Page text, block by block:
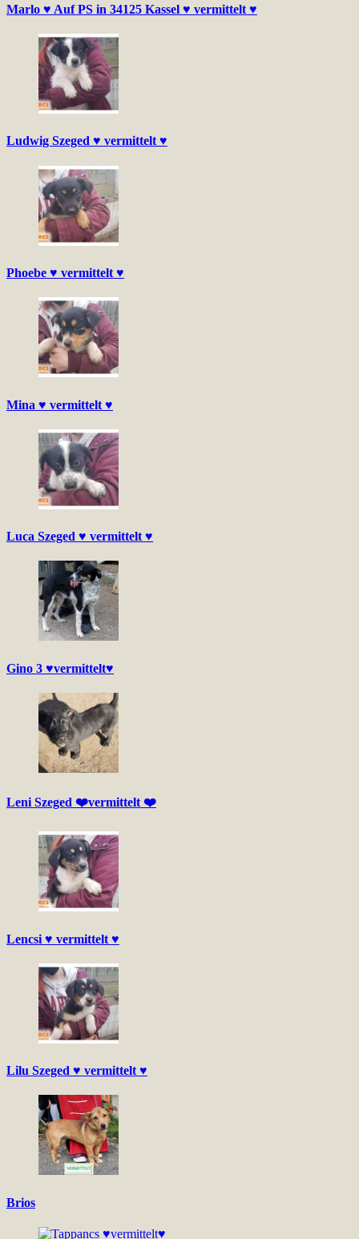
Marlo ♥ Auf PS in 34125 Kassel ♥ vermittelt ♥
Ludwig Szeged ♥ vermittelt ♥
Phoebe ♥ vermittelt ♥
Mina ♥ vermittelt ♥
Luca Szeged ♥ vermittelt ♥
Gino 3 ♥vermittelt♥
Leni Szeged ❤️vermittelt ❤️
Lencsi ♥ vermittelt ♥
Lilu Szeged ♥ vermittelt ♥
Brios